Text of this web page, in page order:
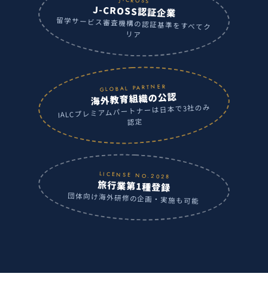
J-CROSS認証企業
留学サービス審査機構の認証基準をすべてク
リア
GLOBAL PARTNER
海外教育組織の公認
IALCプレミアムパートナーは日本で3社のみ
認定
LICENSE NO.2028
旅行業第1種登録
団体向け海外研修の企画・実施も可能